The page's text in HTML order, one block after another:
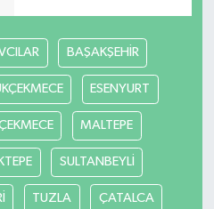
BAŞAKŞEHİR
ESENYURT
MALTEPE
SULTANBEYLİ
TUZLA ÇATALCA